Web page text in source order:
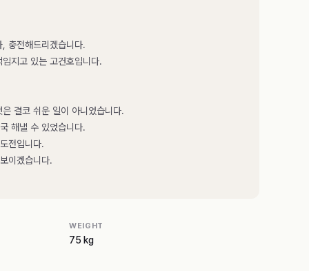
충전해드리겠습니다.
지고 있는 고건호입니다.
결코 쉬운 일이 아니었습니다.
해낼 수 있었습니다.
전입니다.
이겠습니다.
WEIGHT
75 kg